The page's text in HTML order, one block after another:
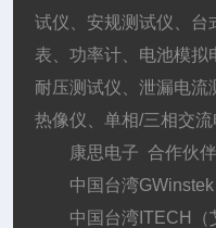
试仪、安规测试仪、台
表、功率计、电池模拟
耐压测试仪、泄漏电流
热像仪、单相/三相交流
康思电子 合作伙伴
中国台湾
中国台湾ITECH（